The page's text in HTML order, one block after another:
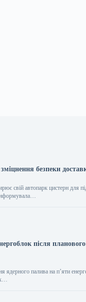
безпеки
автопарк цистерн для
після планового
ядерного палива на п’яти